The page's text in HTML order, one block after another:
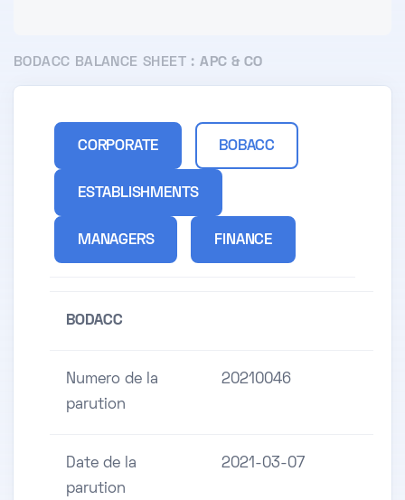
BODACC BALANCE SHEET :APC & CO
CORPORATE BOBACC
ESTABLISHMENTS
MANAGERS FINANCE
BODACC
Numero de la
parution
20210046
Date de la
parution
2021-03-07